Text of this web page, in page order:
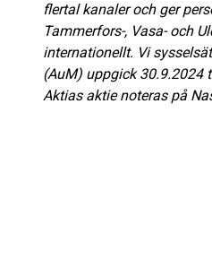
flertal kanaler och ger
Tammerfors-, Vasa- och
internationellt. Vi
(AuM) uppgick 30.9.2024
Aktias aktie noteras på